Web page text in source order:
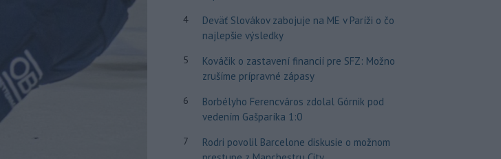
4
Deväť Slovákov zabojuje na ME v Paríži o čo
najlepšie výsledky
5
Kováčik o zastavení financií pre SFZ: Možno
zrušíme prípravné zápasy
6
Borbélyho Ferencváros zdolal Górnik pod
vedením Gašparíka 1:0
7
Rodri povolil Barcelone diskusie o možnom